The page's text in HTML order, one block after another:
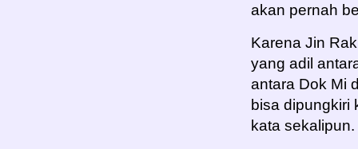
akan pernah
Karena Jin
yang adil
antara Dok Mi
bisa dipungkiri
kata sekalipun.